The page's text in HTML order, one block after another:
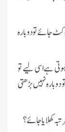
کٹ جائے تو دوبارہ
ہےاسی لیے تو
نہیں بڑھتی
کھلایاجائے ؟